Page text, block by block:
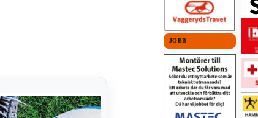
JOBB